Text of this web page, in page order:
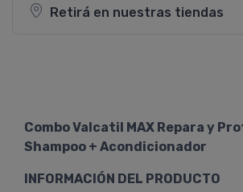
Retirá en nuestras tiendas
Combo Valcatil MAX Repara y
Shampoo + Acondicionador
INFORMACIÓN DEL PRODUCTO